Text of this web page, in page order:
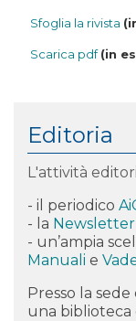
Editoria
L'attività
- il periodico
- la
- un’ampia
Manuali e
Presso la sede
una biblioteca
Sfoglia la rivista
Scarica pdf (in